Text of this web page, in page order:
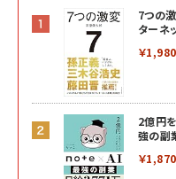
7つの
ターネ
￥1,980
2億円
強の副
￥1,870